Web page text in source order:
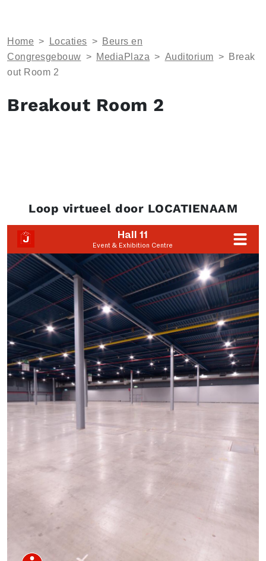
Home > Locaties > Beurs en
Congresgebouw > MediaPlaza > Auditorium > Break
out Room 2
Breakout Room 2
Loop virtueel door LOCATIENAAM